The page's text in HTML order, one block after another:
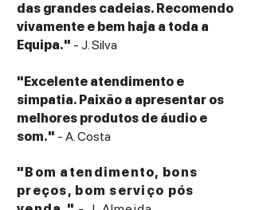
das grandes cadeias. Recomendo
vivamente e bem haja a toda a
Equipa." - J. Silva
"Excelente atendimento e
simpatia. Paixão a apresentar os
melhores produtos de áudio e
som." - A. Costa
"Bom atendimento, bons
preços, bom serviço pós